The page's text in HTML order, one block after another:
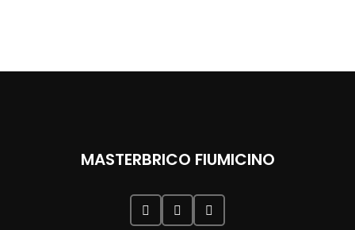
MASTERBRICO FIUMICINO